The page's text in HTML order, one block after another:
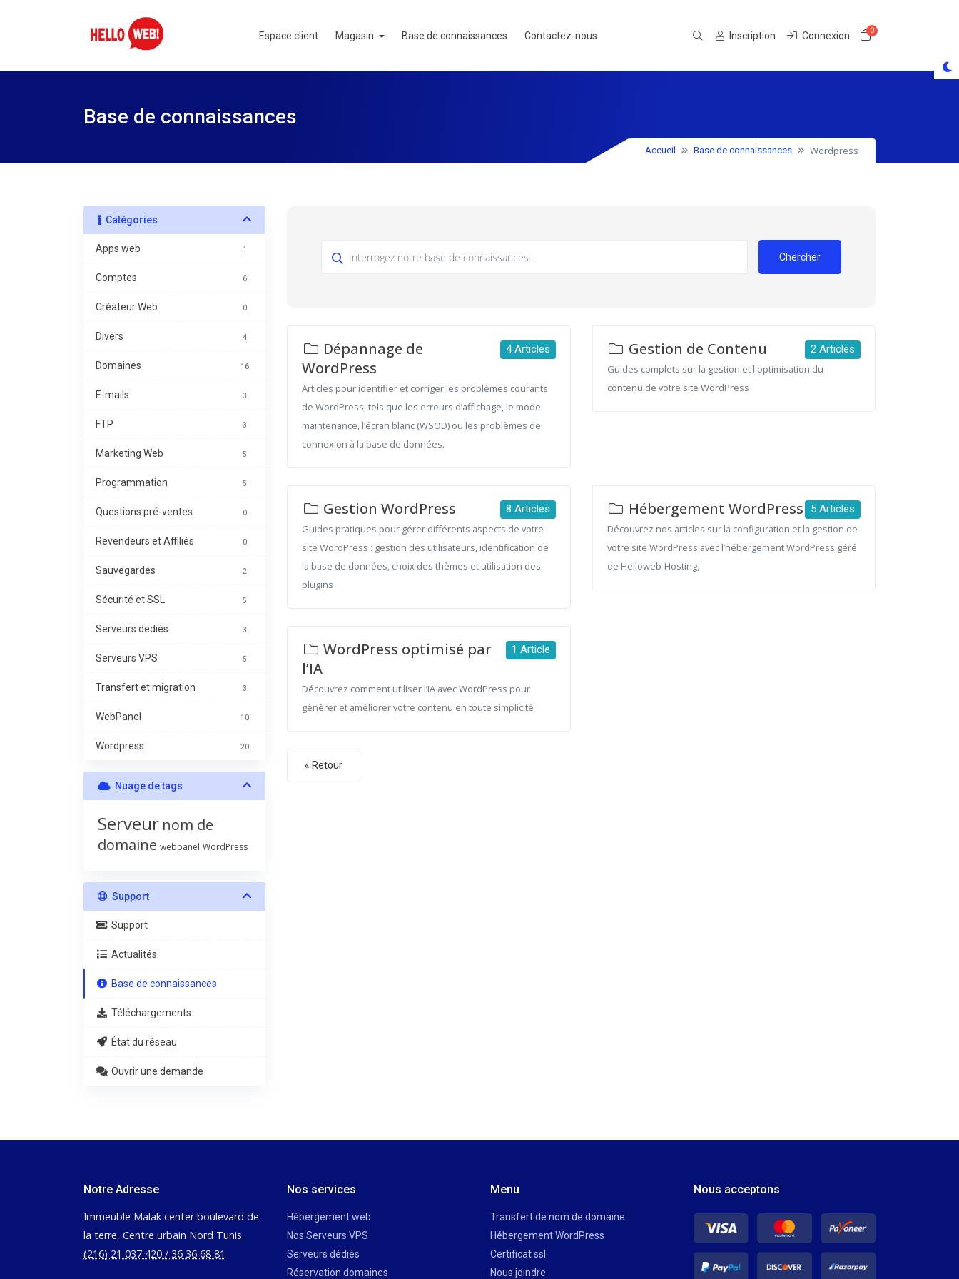
Espace client Magasin Base de connaissances Contactez-nous Inscription Connexion 0Votre panier
Base de connaissances
Accueil Base de connaissances Wordpress
Catégories
Apps web 1
Comptes 6
Créateur Web 0
Divers 4
Domaines 16
E-mails 3
FTP 3
Marketing Web 5
Programmation 5
Questions pré-ventes 0
Revendeurs et Affiliés 0
Sauvegardes 2
Sécurité et SSL 5
Serveurs dediés 3
Serveurs VPS 5
Transfert et migration 3
WebPanel 10
Wordpress 20
Nuage de tags
Serveur nom de
domaine webpanel WordPress
Support
Support
Actualités
Base de connaissances
Téléchargements
État du réseau
Ouvrir une demande
Chercher
4 Articles
Dépannage de
WordPress
Articles pour identifier et corriger les problèmes courants
de WordPress, tels que les erreurs d’affichage, le mode
maintenance, l’écran blanc (WSOD) ou les problèmes de
connexion à la base de données.
2 Articles
Gestion de Contenu
Guides complets sur la gestion et l'optimisation du
contenu de votre site WordPress
8 Articles
Gestion WordPress
Guides pratiques pour gérer différents aspects de votre
site WordPress : gestion des utilisateurs, identification de
la base de données, choix des thèmes et utilisation des
plugins
5 Articles
Hébergement WordPress
Découvrez nos articles sur la configuration et la gestion de
votre site WordPress avec l’hébergement WordPress géré
de Helloweb-Hosting,
1 Article
WordPress optimisé par
l’IA
Découvrez comment utiliser l’IA avec WordPress pour
générer et améliorer votre contenu en toute simplicité
« Retour
Notre Adresse
Immeuble Malak center boulevard de
la terre, Centre urbain Nord Tunis.
(216) 21 037 420 / 36 36 68 81
Nos services
Hébergement web
Nos Serveurs VPS
Serveurs dédiés
Réservation domaines
Menu
Transfert de nom de domaine
Hébergement WordPress
Certificat ssl
Nous joindre
Nous acceptons